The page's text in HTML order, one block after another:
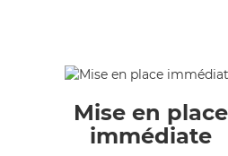
Mise en place
immédiate